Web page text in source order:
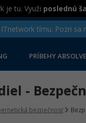
je tu. Využi poslednú
tímu. Pozri
PRÍBEHY
-
bezpečnosť